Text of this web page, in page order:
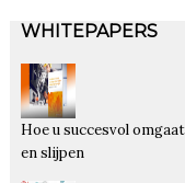
WHITEPAPERS
Hoe u succesvol
en slijpen